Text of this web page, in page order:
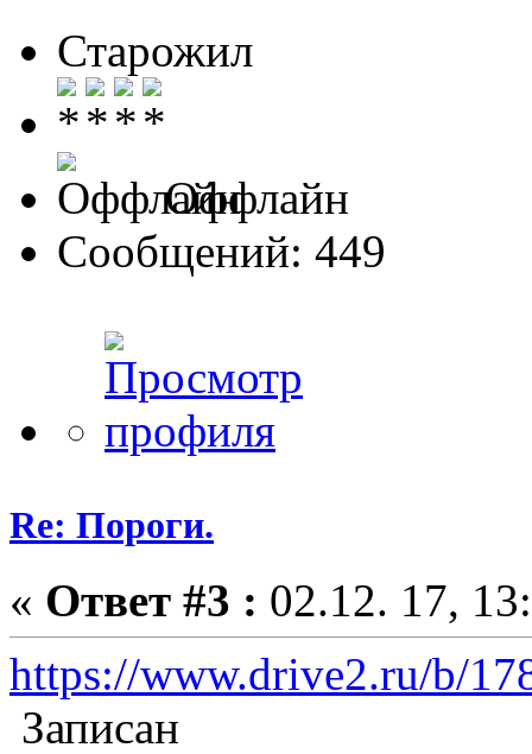
Старожил
Оффлайн
Сообщений: 449
Re: Пороги.
« Ответ #3 : 02.12. 17,
https://www.drive2.ru/b/
Записан